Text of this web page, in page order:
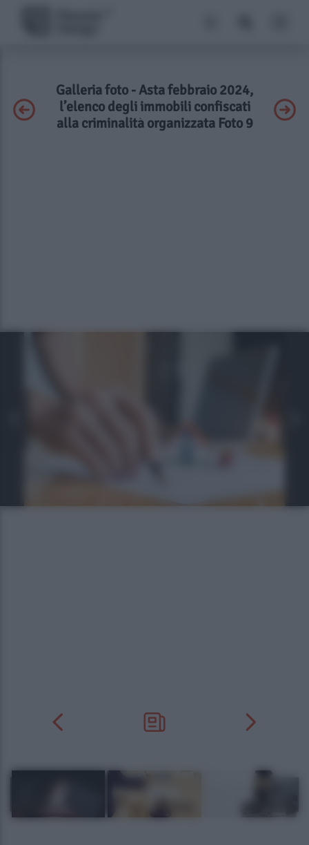
Galleria foto - Asta febbraio 2024,
l’elenco degli immobili confiscati
alla criminalità organizzata Foto 9